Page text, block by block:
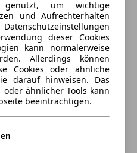
genutzt, um wichtige
und Aufrechterhalten
dieser Cookies
kann normalerweise
Allerdings können
Cookies oder ähnliche
darauf hinweisen. Das
oder ähnlicher Tools kann
beeinträchtigen.